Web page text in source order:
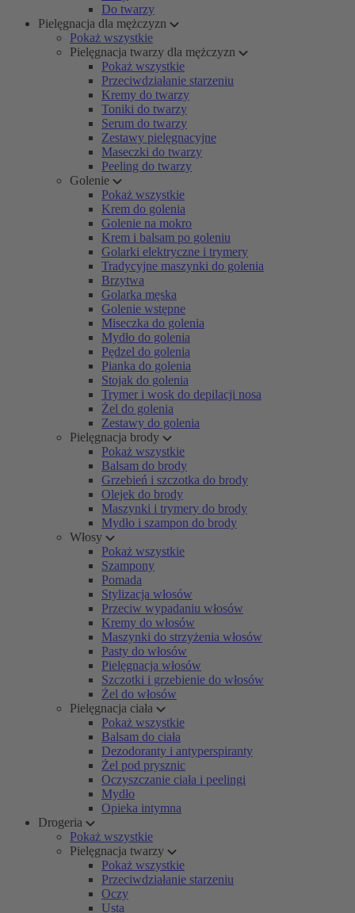
Do twarzy
Pielęgnacja dla mężczyzn
Pokaż wszystkie
Pielęgnacja twarzy dla mężczyzn
Pokaż wszystkie
Przeciwdziałanie starzeniu
Kremy do twarzy
Toniki do twarzy
Serum do twarzy
Zestawy pielęgnacyjne
Maseczki do twarzy
Peeling do twarzy
Golenie
Pokaż wszystkie
Krem do golenia
Golenie na mokro
Krem i balsam po goleniu
Golarki elektryczne i trymery
Tradycyjne maszynki do golenia
Brzytwa
Golarka męska
Golenie wstępne
Miseczka do golenia
Mydło do golenia
Pędzel do golenia
Pianka do golenia
Stojak do golenia
Trymer i wosk do depilacji nosa
Żel do golenia
Zestawy do golenia
Pielęgnacja brody
Pokaż wszystkie
Balsam do brody
Grzebień i szczotka do brody
Olejek do brody
Maszynki i trymery do brody
Mydło i szampon do brody
Włosy
Pokaż wszystkie
Szampony
Pomada
Stylizacja włosów
Przeciw wypadaniu włosów
Kremy do włosów
Maszynki do strzyżenia włosów
Pasty do włosów
Pielęgnacja włosów
Szczotki i grzebienie do włosów
Żel do włosów
Pielęgnacja ciała
Pokaż wszystkie
Balsam do ciała
Dezodoranty i antyperspiranty
Żel pod prysznic
Oczyszczanie ciała i peelingi
Mydło
Opieka intymna
Drogeria
Pokaż wszystkie
Pielęgnacja twarzy
Pokaż wszystkie
Przeciwdziałanie starzeniu
Oczy
Usta